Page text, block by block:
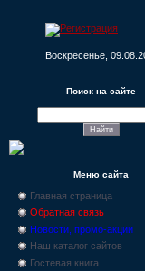
Воскресенье,
Поиск на сайте
Меню сайта
Главная страница
Обратная связь
Новости, промо-акции
Наш каталог сайтов
Гостевая книга